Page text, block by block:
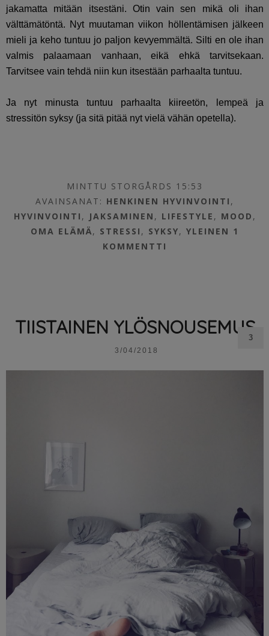
jakamatta mitään itsestäni. Otin vain sen mikä oli ihan
välttämätöntä. Nyt muutaman viikon höllentämisen jälkeen
mieli ja keho tuntuu jo paljon kevyemmältä. Silti en ole ihan
valmis palaamaan vanhaan, eikä ehkä tarvitsekaan.
Tarvitsee vain tehdä niin kun itsestään parhaalta tuntuu.
Ja nyt minusta tuntuu parhaalta kiireetön, lempeä ja
stressitön syksy (ja sitä pitää nyt vielä vähän opetella).
MINTTU STORGÅRDS 15:53
AVAINSANAT: HENKINEN HYVINVOINTI ,
HYVINVOINTI , JAKSAMINEN , LIFESTYLE , MOOD ,
OMA ELÄMÄ, STRESSI , SYKSY,YLEINEN 1
KOMMENTTI
TIISTAINEN YLÖSNOUSEMUS
3/04/2018
3